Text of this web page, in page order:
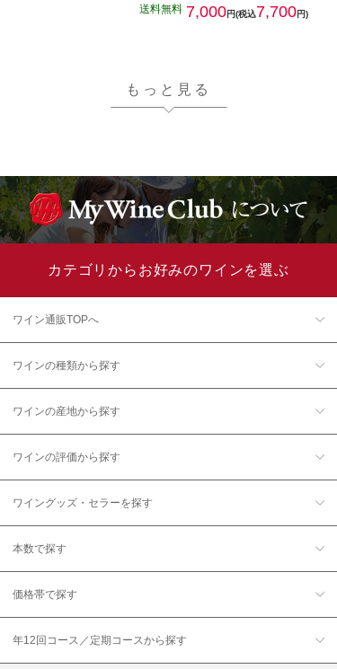
送料無料 7,000円(税込7,700円)
もっと見る
カテゴリからお好みのワインを選ぶ
ワイン通販TOPへ
ワインの種類から探す
ワインの産地から探す
ワインの評価から探す
ワイングッズ・セラーを探す
本数で探す
価格帯で探す
年12回コース／定期コースから探す